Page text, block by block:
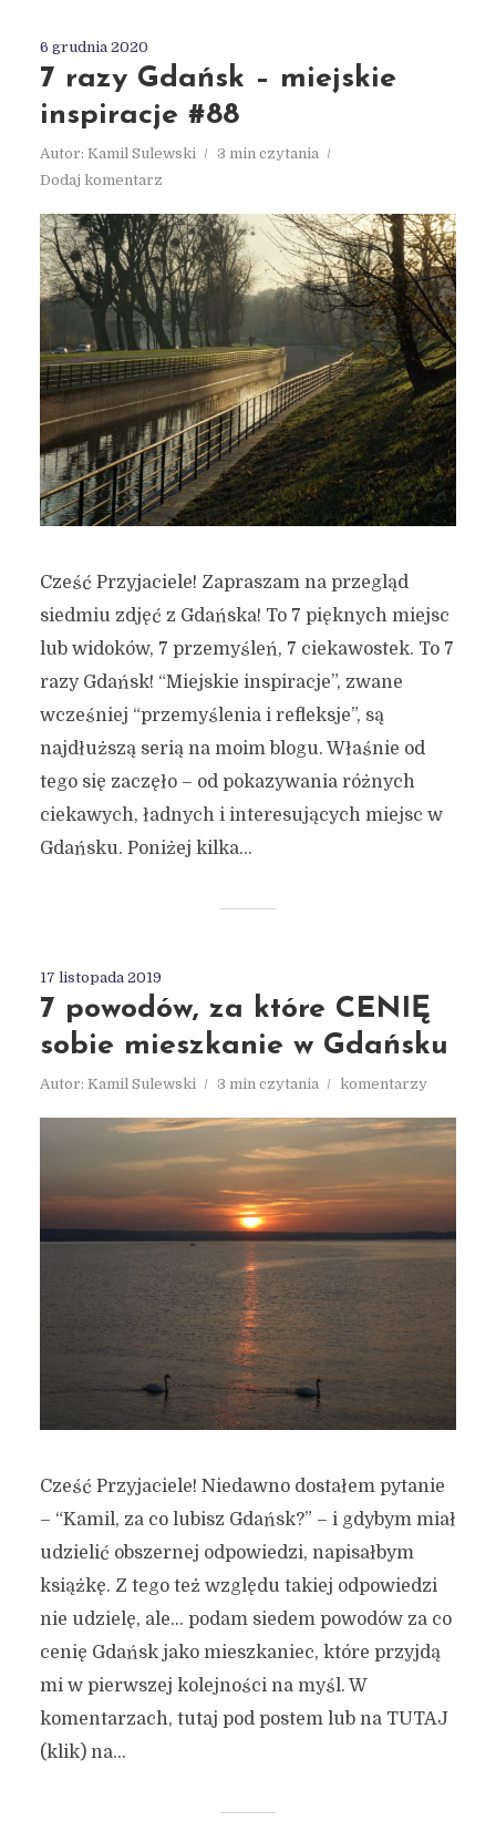
6 grudnia 2020
7 razy Gdańsk – miejskie
inspiracje #88
Autor: Kamil Sulewski
3 min czytania
Dodaj komentarz
Cześć Przyjaciele! Zapraszam na przegląd
siedmiu zdjęć z Gdańska! To 7 pięknych miejsc
lub widoków, 7 przemyśleń, 7 ciekawostek. To 7
razy Gdańsk! “Miejskie inspiracje”, zwane
wcześniej “przemyślenia i refleksje”, są
najdłuższą serią na moim blogu. Właśnie od
tego się zaczęło – od pokazywania różnych
ciekawych, ładnych i interesujących miejsc w
Gdańsku. Poniżej kilka...
17 listopada 2019
7 powodów, za które CENIĘ
sobie mieszkanie w Gdańsku
Autor: Kamil Sulewski 3 min czytania komentarzy
Cześć Przyjaciele! Niedawno dostałem pytanie
– “Kamil, za co lubisz Gdańsk?” – i gdybym miał
udzielić obszernej odpowiedzi, napisałbym
książkę. Z tego też względu takiej odpowiedzi
nie udzielę, ale… podam siedem powodów za co
cenię Gdańsk jako mieszkaniec, które przyjdą
mi w pierwszej kolejności na myśl. W
komentarzach, tutaj pod postem lub na TUTAJ
(klik) na...